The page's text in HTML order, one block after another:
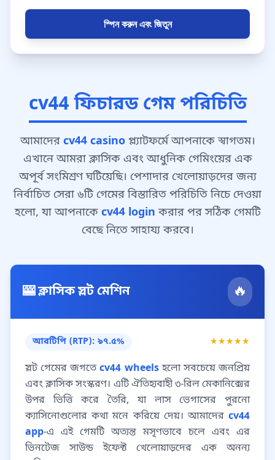
স্পিন করুন এবং জিতুন
cv44 ফিচারড গেম পরিচিতি
আমাদের cv44 casinoপ্ল্যাটফর্মে আপনাকে স্বাগতম।
এখানে আমরা ক্লাসিক এবং আধুনিক গেমিংয়ের এক
অপূর্ব সংমিশ্রণ ঘটিয়েছি। পেশাদার খেলোয়াড়দের জন্য
নির্বাচিত সেরা ৬টি গেমের বিস্তারিত পরিচিতি নিচে দেওয়া
হলো, যা আপনাকে cv44 login করার পর সঠিক গেমটি
বেছে নিতে সাহায্য করবে।
🎰 ক্লাসিক স্লট মেশিন 🔥
আরটিপি (RTP): ৯৭.৫% ★★★★★
স্লট গেমের জগতেcv44 wheelsহলো সবচেয়ে জনপ্রিয়
এবং ক্লাসিক সংস্করণ। এটি ঐতিহ্যবাহী ৩-রিল মেকানিক্সের
উপর ভিত্তি করে তৈরি, যা লাস ভেগাসের পুরনো
ক্যাসিনোগুলোর কথা মনে করিয়ে দেয়। আমাদের cv44
app-এ এই গেমটি অত্যন্ত মসৃণভাবে চলে এবং এর
ভিনটেজ সাউন্ড ইফেক্ট খেলোয়াড়দের এক অনন্য